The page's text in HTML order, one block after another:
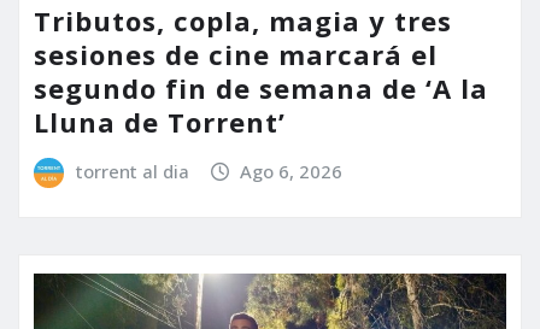
Tributos, copla, magia y tres
sesiones de cine marcará el
segundo fin de semana de ‘A la
Lluna de Torrent’
torrent al dia Ago 6, 2026